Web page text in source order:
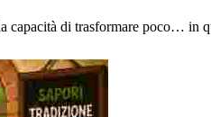
capacità di trasformare poco… in